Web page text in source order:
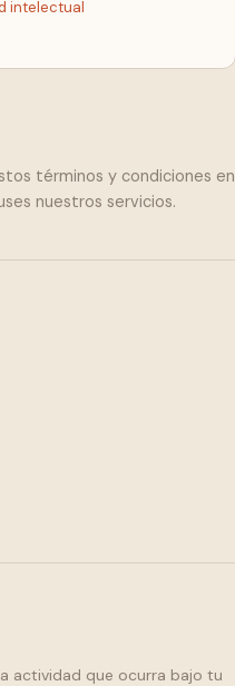
intelectual
términos y condiciones en
nuestros servicios.
actividad que ocurra bajo tu